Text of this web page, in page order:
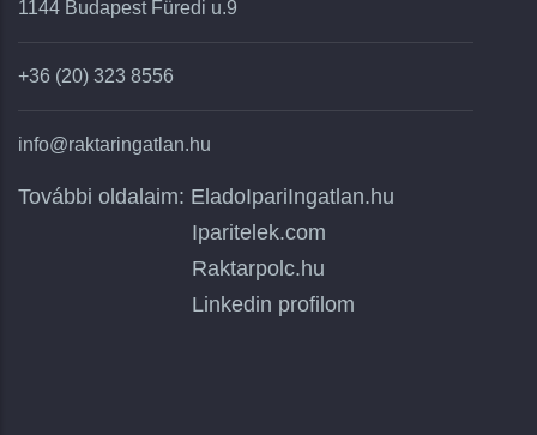
1144 Budapest Füredi u.9
+36 (20) 323 8556
info@raktaringatlan.hu
További oldalaim: EladoIpariIngatlan.hu
Iparitelek.com
Raktarpolc.hu
Linkedin profilom